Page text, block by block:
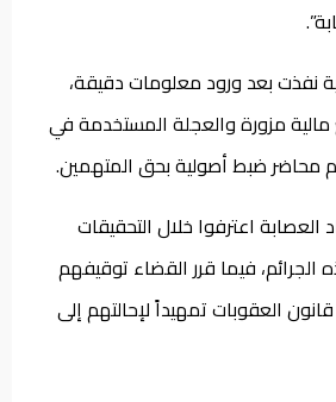
نفذت بعد ورود معلومات دقيقة،
مزورة والعجلة المستخدمة في
محاضر ضبط أصولية بحق المتهمين.
العصابة اعترفوا خلال التحقيقات
الجرائم، فيما قرر القضاء توقيفهم
(281) من قانون العقوبات تمهيداً لإحالتهم إلى